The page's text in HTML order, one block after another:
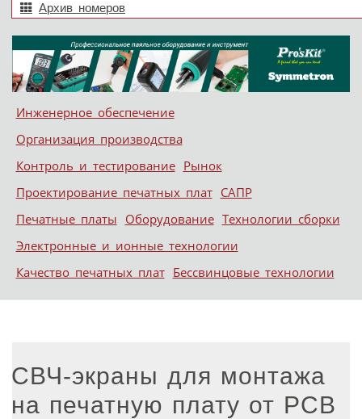
Архив номеров
Меню
Skip to content
Инженерное обеспечение
Организация производства
Контроль и тестирование Рынок
Проектирование печатных плат САПР
Печатные платы Оборудование Технологии сборки
Электронные и ионные технологии
Качество печатных плат Бессвинцовые технологии
СВЧ-экраны для монтажа
на печатную плату от PCB